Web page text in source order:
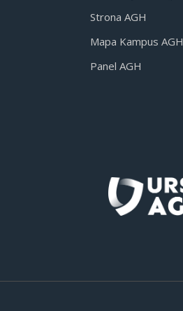
Strona AGH
Mapa Kampus AGH
Panel AGH